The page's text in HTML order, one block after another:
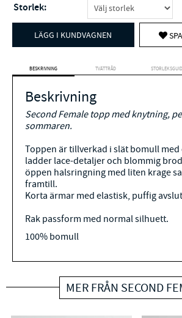
Storlek:
LÄGG I KUNDVAGNEN
BESKRIVNING TVÄTTRÅD
Beskrivning
Second Female topp med knytning,
sommaren.
Toppen är tillverkad i slät bomull
ladder lace-detaljer och blommig
öppen halsringning med liten krage
framtill.
Korta ärmar med elastisk, puffig
Rak passform med normal silhuett.
100% bomull
MER FRÅN SECOND